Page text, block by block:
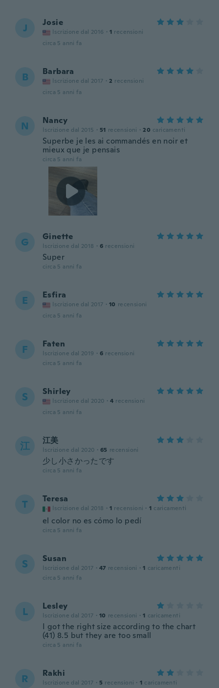
J Josie
Iscrizione dal 2016 · 1 recensioni
circa 5 anni fa
B Barbara
Iscrizione dal 2017 · 2 recensioni
circa 5 anni fa
N Nancy
Iscrizione dal 2015 · 51 recensioni · 20 caricamenti
Superbe je les ai commandés en noir et
mieux que je pensais
circa 5 anni fa
G Ginette
Iscrizione dal 2018 · 6 recensioni
Super
circa 5 anni fa
E Esfira
Iscrizione dal 2017 · 10 recensioni
circa 5 anni fa
F Faten
Iscrizione dal 2019 · 6 recensioni
circa 5 anni fa
S Shirley
Iscrizione dal 2020 · 4 recensioni
circa 5 anni fa
江 江美
Iscrizione dal 2020 · 65 recensioni
少し小さかったです
circa 5 anni fa
T Teresa
Iscrizione dal 2018 · 1 recensioni · 1 caricamenti
el color no es cómo lo pedí
circa 5 anni fa
S Susan
Iscrizione dal 2017 · 47 recensioni · 1 caricamenti
circa 5 anni fa
L Lesley
Iscrizione dal 2017 · 10 recensioni · 1 caricamenti
I got the right size according to the chart
(41) 8.5 but they are too small
circa 5 anni fa
R Rakhi
Iscrizione dal 2017 · 5 recensioni · 1 caricamenti